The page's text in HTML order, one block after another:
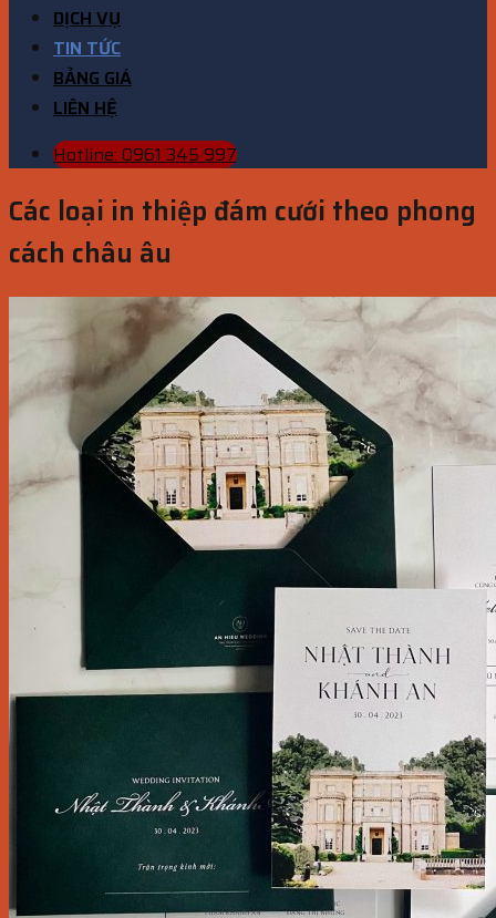
DỊCH VỤ
TIN TỨC
BẢNG GIÁ
LIÊN HỆ
Hotline: 0961 345 997
Các loại in thiệp đám cưới theo phong
cách châu âu